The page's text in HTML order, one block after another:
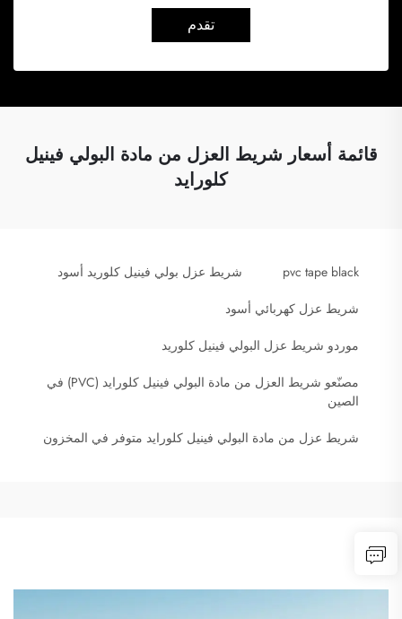
تقدم
قائمة أسعار شريط العزل من مادة البولي فينيل
كلورايد
pvc tape black شريط عزل بولي فينيل كلوريد أسود
شريط عزل كهربائي أسود
موردو شريط عزل البولي فينيل كلوريد
مصنّعو شريط العزل من مادة البولي فينيل كلورايد (PVC) في
الصين
شريط عزل من مادة البولي فينيل كلورايد متوفر في المخزون